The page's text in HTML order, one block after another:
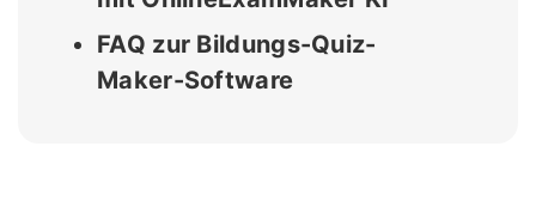
FAQ zur Bildungs-Quiz-
Maker-Software